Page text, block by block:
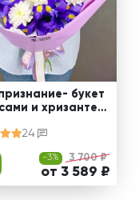
букет
и хризантем
24
-3% 3 700 ₽
от 3 589 ₽